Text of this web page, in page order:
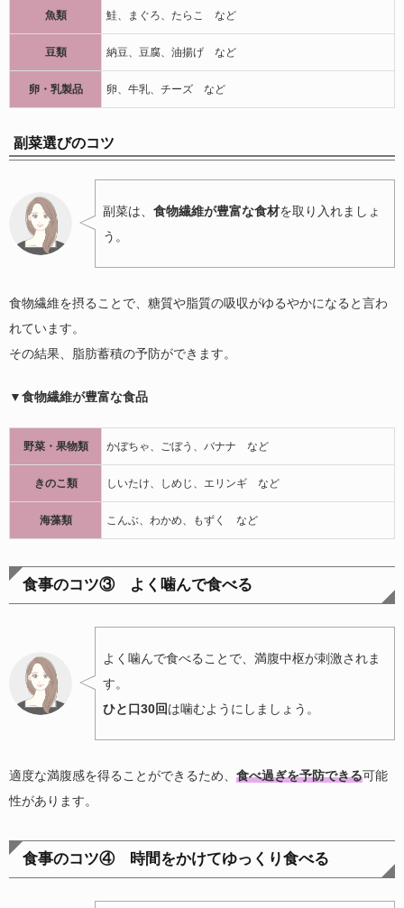
魚類 鮭、まぐろ、たらこ など
豆類 納豆、豆腐、油揚げ など
卵・乳製品 卵、牛乳、チーズ など
副菜選びのコツ
副菜は、 食物繊維が豊富な食材を取り入れましょ
う。
食物繊維を摂ることで、糖質や脂質の吸収がゆるやかになると言わ
れています。
その結果、脂肪蓄積の予防ができます。
▼食物繊維が豊富な食品
野菜・果物類 かぼちゃ、ごぼう、バナナ など
きのこ類 しいたけ、しめじ、エリンギ など
海藻類 こんぶ、わかめ、もずく など
食事のコツ③ よく噛んで食べる
よく噛んで食べることで、満腹中枢が刺激されま
す。
ひと口30回は噛むようにしましょう。
適度な満腹感を得ることができるため、 食べ過ぎを予防できる可能
性があります。
食事のコツ④ 時間をかけてゆっくり食べる